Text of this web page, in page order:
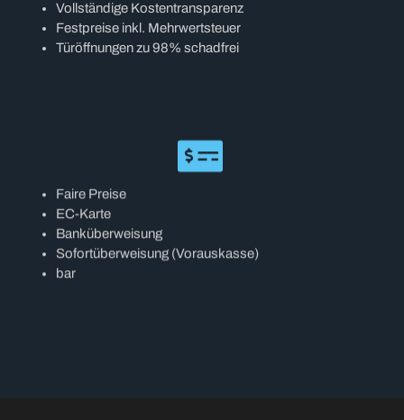
Vollständige Kostentransparenz
Festpreise inkl. Mehrwertsteuer
Türöffnungen zu 98% schadfrei
Faire Preise
EC-Karte
Banküberweisung
Sofortüberweisung (Vorauskasse)
bar